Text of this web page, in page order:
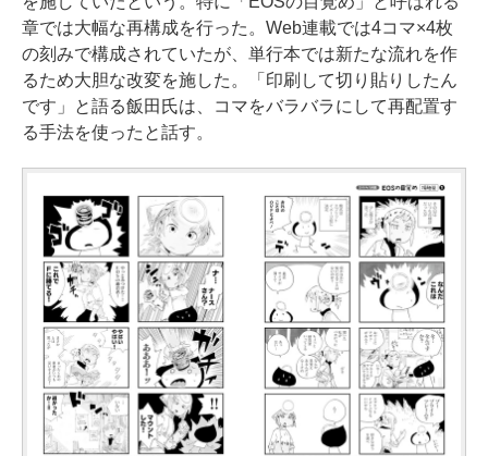
章では大幅な再構成を行った。Web連載では4コマ×4枚
の刻みで構成されていたが、単行本では新たな流れを作
るため大胆な改変を施した。「印刷して切り貼りしたん
です」と語る飯田氏は、コマをバラバラにして再配置す
る手法を使ったと話す。